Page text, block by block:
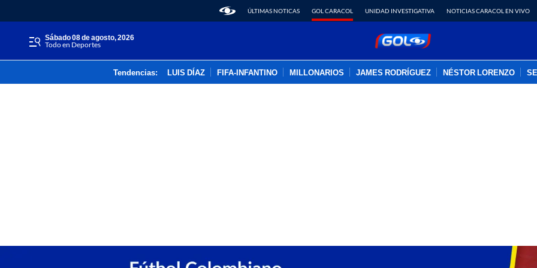
ÚLTIMAS NOTICAS GOL CARACOL UNIDAD INVESTIGATIVA NOTICIAS CARACOL EN VIVO
sábado 08 de agosto, 2026
Todo en Deportes
Tendencias: LUIS DÍAZ FIFA-INFANTINO MILLONARIOS JAMES RODRÍGUEZ NÉSTOR LORENZO